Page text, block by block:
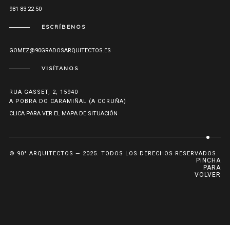
981 83 22 50
ESCRÍBENOS
GOMEZ@90GRADOSARQUITECTOS.ES
VISÍTANOS
RUA GASSET, 2, 15940
A POBRA DO CARAMIÑAL (A CORUÑA)
CLICA PARA VER EL MAPA DE SITUACIÓN
© 90° ARQUITECTOS — 2025. TODOS LOS DERECHOS RESERVADOS.
PINCHA
PARA
VOLVER